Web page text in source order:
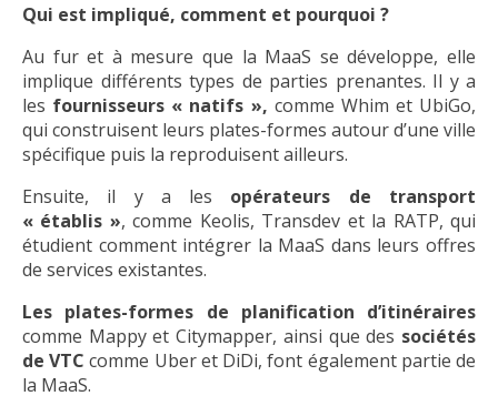
Qui est impliqué, comment et pourquoi ?
Au fur et à mesure que la MaaS se développe, elle
implique différents types de parties prenantes. Il y a
les fournisseurs « natifs », comme Whim et UbiGo,
qui construisent leurs plates-formes autour d’une ville
spécifique puis la reproduisent ailleurs.
Ensuite, il y a les opérateurs de transport
« établis », comme Keolis, Transdev et la RATP, qui
étudient comment intégrer la MaaS dans leurs offres
de services existantes.
Les plates-formes de planification d’itinéraires
comme Mappy et Citymapper, ainsi que des sociétés
de VTC comme Uber et DiDi, font également partie de
la MaaS.